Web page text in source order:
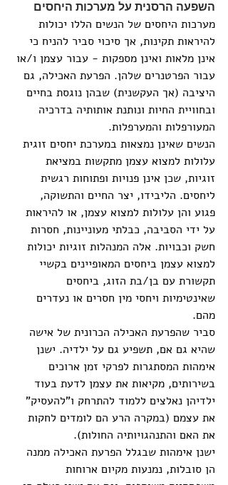
השפעה הרסנית על מערכות היחסים
מערכות היחסים של הנשים הללו יכולות
להיראות תקינות, אך סיכוי סביר להניח כי
אינן מלאות ואינן מספקות - עבור עצמן ו/או
עבור הפרטנרים שלהן. הפרעת האכילה, גם
היציבה (אך העקשנית) שבהן נוגסת בחיים
ובחוויית החיות ונותנת אותותיה בדרכיה
המעורפלות והמערפלות.
הנשים שאינן נמצאות במערכת יחסים זוגית
עלולות למצוא עצמן מתקשות במציאת
זוגיות, שכן אינן פנויות ופתוחות רגשית
ליחסים. הליבידו, יצר החיים והתשוקה,
פגוע והן עלולות למצוא עצמן, או להיראות
על ידי הסביבה, כבלתי מעוניינות, חסרות
חשק וכבויות. אלה המנהלות זוגיות יכולות
למצוא עצמן ביחסים המאופיינים בקשיי
תקשורת עם בן/בת הזוג, ביחסים
שאינטימיות ויחסי מין חסרים או נעדרים
מהם.
סביר שהפרעת האכילה הכרונית של אישה
שהיא גם אם, תשפיע גם על ילדיה. ישנן
אימהות המסתגרות לפרקי זמן ארוכים
בשירותים, מקיאות את עצמן לדעת בעוד
ילדיהן נאלצים ללמוד להתרחק ו"להעסיק"
את עצמם (במקרה הרע הם לומדים לחקות
את האם והתנהגויותיה החולות).
ישנן אימהות שבגלל הפרעת האכילה ממנה
הן סובלות, נמנעות מקיום ארוחות